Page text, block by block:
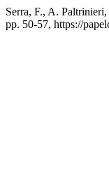
Serra, F., A.
pp. 50-57, https://